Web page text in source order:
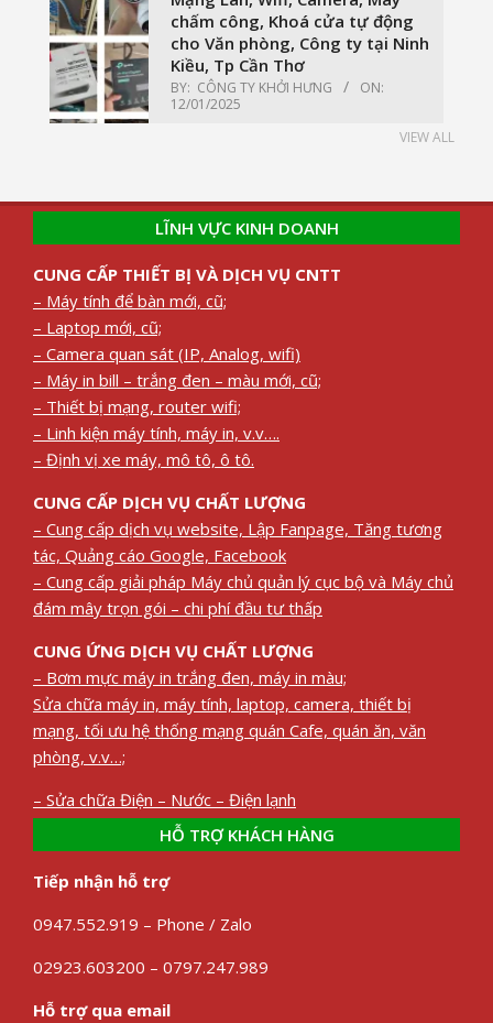
chấm công, Khoá cửa tự động
cho Văn phòng, Công ty tại Ninh
Kiều, Tp Cần Thơ
BY: CÔNG TY KHỞI HƯNG
ON:
12/01/2025
VIEW ALL
LĨNH VỰC KINH DOANH
CUNG CẤP THIẾT BỊ VÀ DỊCH VỤ CNTT
– Máy tính để bàn mới, cũ;
– Laptop mới, cũ;
– Camera quan sát (IP, Analog, wifi)
– Máy in bill – trắng đen – màu mới, cũ;
– Thiết bị mạng, router wifi;
– Linh kiện máy tính, máy in, v.v….
– Định vị xe máy, mô tô, ô tô.
CUNG CẤP DỊCH VỤ CHẤT LƯỢNG
– Cung cấp dịch vụ website, Lập Fanpage, Tăng tương
tác, Quảng cáo Google, Facebook
– Cung cấp giải pháp Máy chủ quản lý cục bộ và Máy chủ
đám mây trọn gói – chi phí đầu tư thấp
CUNG ỨNG DỊCH VỤ CHẤT LƯỢNG
– Bơm mực máy in trắng đen, máy in màu;
Sửa chữa máy in, máy tính, laptop, camera, thiết bị
mạng, tối ưu hệ thống mạng quán Cafe, quán ăn, văn
phòng, v.v…;
– Sửa chữa Điện – Nước – Điện lạnh
HỖ TRỢ KHÁCH HÀNG
Tiếp nhận hỗ trợ
0947.552.919 – Phone / Zalo
02923.603200 – 0797.247.989
Hỗ trợ qua email